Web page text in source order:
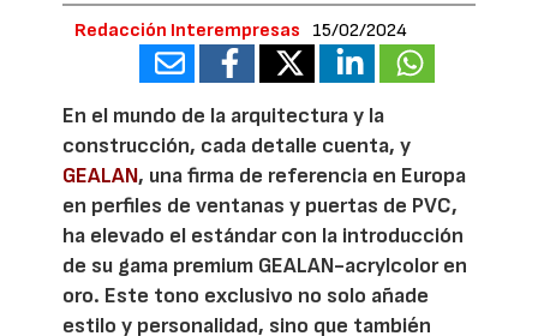
Redacción Interempresas 15/02/2024
En el mundo de la arquitectura y la
construcción, cada detalle cuenta, y
GEALAN, una firma de referencia en Europa
en perfiles de ventanas y puertas de PVC,
ha elevado el estándar con la introducción
de su gama premium GEALAN-acrylcolor en
oro. Este tono exclusivo no solo añade
estilo y personalidad, sino que también